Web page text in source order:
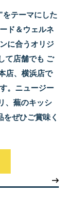
をテーマにした
ド＆ウェルネ
に合うオリジ
て店舗でも ご
店、横浜店で
。ニュージー
、蕪のキッシ
ぜひご賞味く